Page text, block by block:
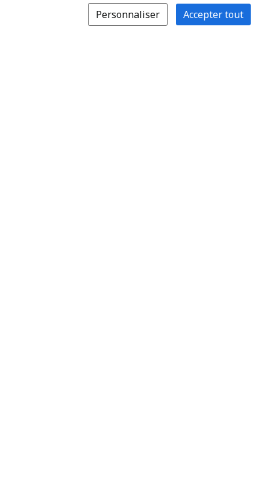
Personnaliser Accepter tout